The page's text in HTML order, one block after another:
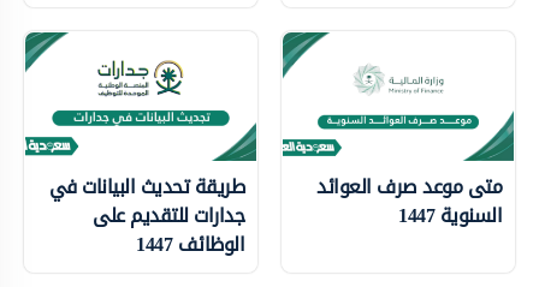
متى موعد صرف العوائد
السنوية 1447
طريقة تحديث البيانات في
جدارات للتقديم على
الوظائف 1447